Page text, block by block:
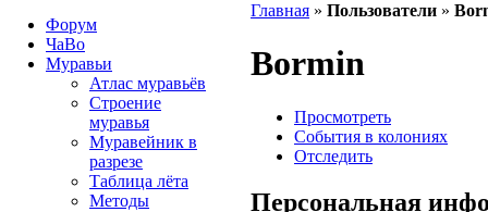
Главная » Пользователи »
Bormin
Просмотреть
События в колониях
Отследить
Персональная
Форум
ЧаВо
Муравьи
Атлас муравьёв
Строение
муравья
Муравейник в
разрезе
Таблица лёта
Методы